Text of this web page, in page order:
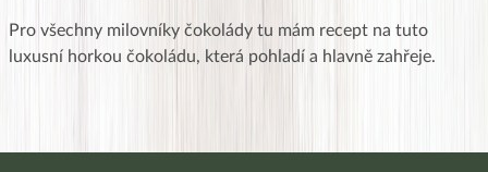
Pro všechny milovníky čokolády tu mám recept na tuto
luxusní horkou čokoládu, která pohladí a hlavně zahřeje.